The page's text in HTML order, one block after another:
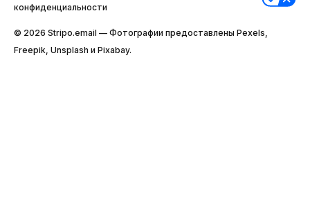
конфиденциальности
© 2026 Stripо.email — Фотографии предоставлены Pexels,
Freepik, Unsplash и Pixabay.